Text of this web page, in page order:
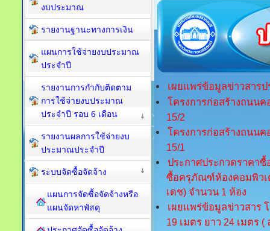
เผยแพร่ข้อมูลข่าวสาร
โครงการก่อสร้างถนน
15/2
โครงการก่อสร้างถนน
15/1
ประกาศประกวดราคาซื้
ซื้อครุภัณฑ์ห้องคอมพิวเ
เดช) จำนวน 1 ห้อง
เผยแพร่ข้อมูลข่าวสาร
19 เมตร ยาว 24 เมตร
งบประมาณ
รายงานฐานะทางการเงิน
แผนการใช้จ่ายงบประมาณ
ประจำปี
รายงานการกำกับติดตาม
การใช้จ่ายงบประมาณ
ประจำปี รอบ 6 เดือน
รายงานผลการใช้จ่ายงบ
ประมาณประจำปี
ระบบจัดซื้อจัดจ้าง
แผนการจัดซื้อจัดจ้างหรือ
แผนจัดหาพัสดุ